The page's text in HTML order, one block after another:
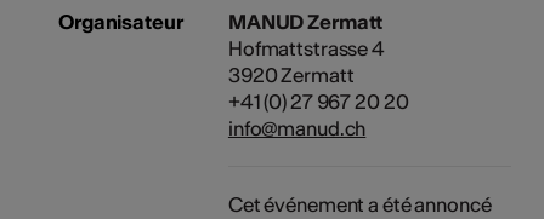
Organisateur
MANUD Zermatt
Hofmattstrasse 4
3920 Zermatt
+41 (0) 27 967 20 20
info@manud.ch
Cet événement a été annoncé